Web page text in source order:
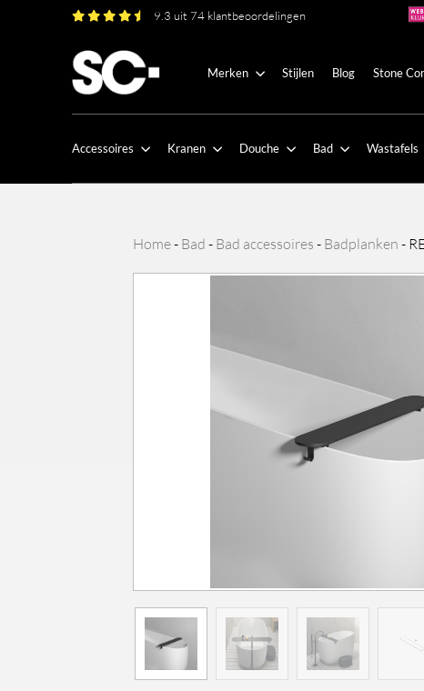
9.3 uit 74 klantbeoordelingen
Merken Stijlen Blog Stone
Accessoires Kranen Douche Bad Wastafels
Home- Bad - Bad accessoires - Badplanken -